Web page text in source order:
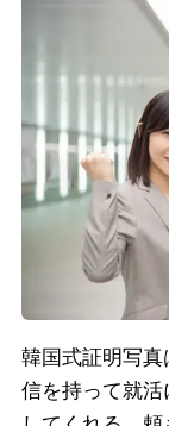
韓国式証明写
信を持って就